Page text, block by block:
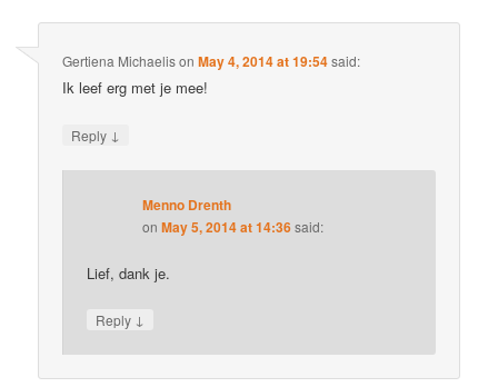
Gertiena MichaelisonMay 4, 2014 at 19:54said:
Ik leef erg met je mee!
Reply ↓
Menno Drenth
onMay 5, 2014 at 14:36said:
Lief, dank je.
Reply ↓